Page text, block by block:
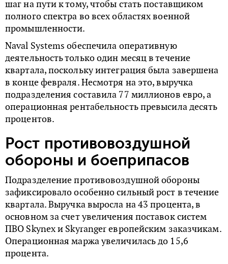
шаг на пути к тому, чтобы стать поставщиком
полного спектра во всех областях военной
промышленности.
Naval Systems обеспечила оперативную
деятельность только один месяц в течение
квартала, поскольку интеграция была завершена
в конце февраля. Несмотря на это, выручка
подразделения составила 77 миллионов евро, а
операционная рентабельность превысила десять
процентов.
Рост противовоздушной
обороны и боеприпасов
Подразделение противовоздушной обороны
зафиксировало особенно сильный рост в течение
квартала. Выручка выросла на 43 процента, в
основном за счет увеличения поставок систем
ПВО Skynex и Skyranger европейским заказчикам.
Операционная маржа увеличилась до 15,6
процента.